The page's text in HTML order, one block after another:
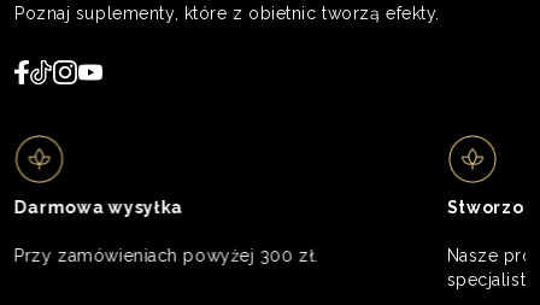
Poznaj suplementy, które z obietnic tworzą efekty.
Darmowa wysyłka
Przy zamówieniach powyżej 300 zł.
Nasze